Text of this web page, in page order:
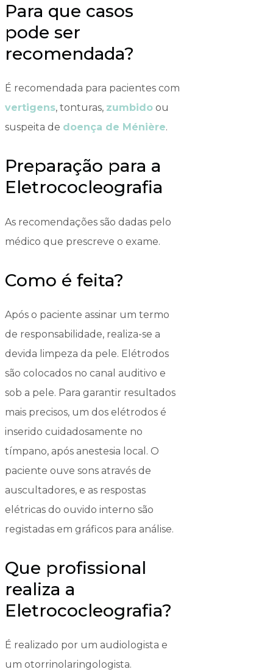
Para que casos
pode ser
recomendada?
É recomendada para pacientes com
vertigens, tonturas, zumbido ou
suspeita de doença de Ménière.
Preparação para a
Eletrococleografia
As recomendações são dadas pelo
médico que prescreve o exame.
Como é feita?
Após o paciente assinar um termo
de responsabilidade, realiza-se a
devida limpeza da pele. Elétrodos
são colocados no canal auditivo e
sob a pele. Para garantir resultados
mais precisos, um dos elétrodos é
inserido cuidadosamente no
tímpano, após anestesia local. O
paciente ouve sons através de
auscultadores, e as respostas
elétricas do ouvido interno são
registadas em gráficos para análise.
Que profissional
realiza a
Eletrococleografia?
É realizado por um audiologista e
um otorrinolaringologista.